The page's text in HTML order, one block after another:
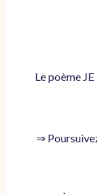
Le poème
⇒